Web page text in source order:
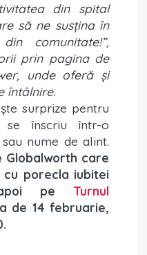
din spital
să ne susțina în
comunitate!”,
prin pagina de
unde oferă și
întâlnire.
surprize pentru
înscriu într-o
nume de alint.
Globalworth care
porecla iubitei
pe Turnul
de 14 februarie,